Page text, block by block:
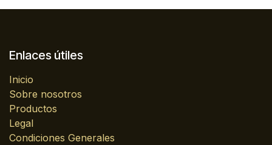
Enlaces útiles
Inicio
Sobre nosotros
Productos
Legal
Condiciones Generales